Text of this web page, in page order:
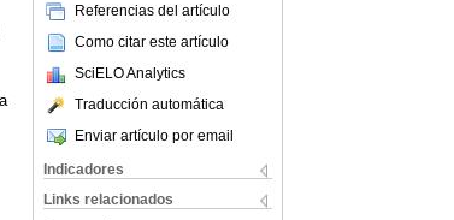
Referencias del artículo
Como citar este artículo
SciELO Analytics
Traducción automática
Enviar artículo por email
Indicadores
Links relacionados